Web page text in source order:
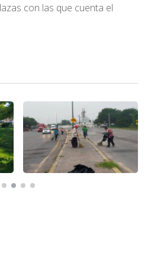
con las que cuenta el